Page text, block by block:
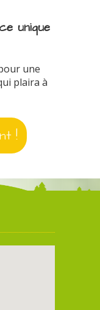
unique
une
plaira à
!